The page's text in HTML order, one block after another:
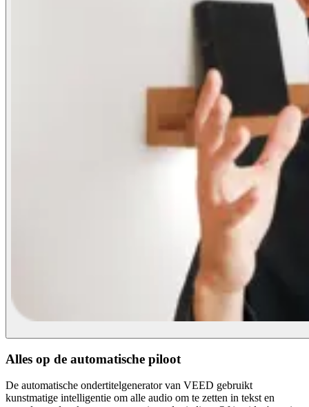
Alles op de automatische piloot
De automatische ondertitelgenerator van VEED gebruikt
kunstmatige intelligentie om alle audio om te zetten in tekst en